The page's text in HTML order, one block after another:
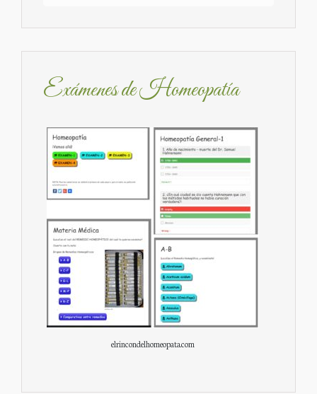
Exámenes de Homeopatía
elrincondelhomeopata.com